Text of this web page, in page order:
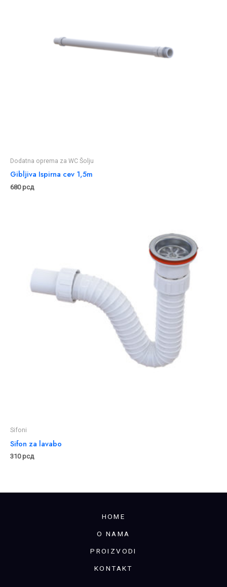
Dodatna oprema za WC Šolju
Gibljiva Ispirna cev 1,5m
680рсд
Sifoni
Sifon za lavabo
310рсд
HOME
O NAMA
PROIZVODI
KONTAKT